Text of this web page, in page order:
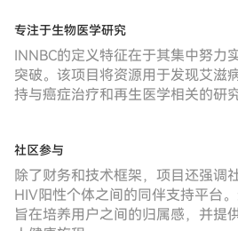
专注于生物医学研究
INNBC的定义特征在于其集中努力
突破。该项目将资源用于发现艾滋
持与癌症治疗和再生医学相关的研究
社区参与
除了财务和技术框架，项目还强调
HIV阳性个体之间的同伴支持平台
旨在培养用户之间的归属感，并提